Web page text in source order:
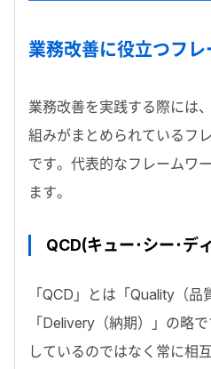
業務改善に役立つフレ
業務改善を実践する際には
組みがまとめられているフ
です。代表的なフレームワ
ます。
QCD(キュー･シー･デ
「QCD」とは「Quality（品
「Delivery（納期）」の略
しているのではなく常に相